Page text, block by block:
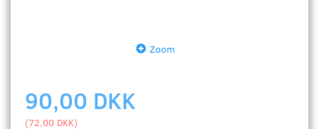
Zoom
90,00 DKK
(72,00 DKK)